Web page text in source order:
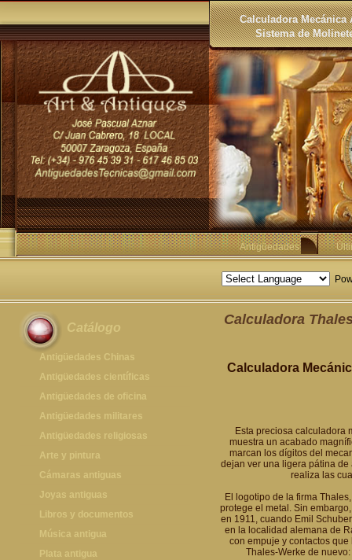
Calculadora Mecánica
Sistema de
Antigüedades
Catálogo
Antigüedades Chinas
Antigüedades Chinas
Antigüedades científicas
Antigüedades científicas
Antigüedades de oficina
Máquinas de escribir antiguas
Calculadoras antiguas
Teléfonos y Telégrafos antiguos
Antigüedades militares
Espadas antiguas
Medallas y condecoraciones
Cascos militares
Otros artículos militares
Antigüedades religiosas
Antigüedades religiosas
Arte y pintura
Pintura antigua
Pintura contemporánea
Grabados antiguos y mapas
Cámaras antiguas
Cámaras antiguas
Joyas antiguas
Joyas antiguas
Libros y documentos
Libros antiguos
Fotografia antigua
Música antigua
Gramófonos antiguos
Plata antigua
Calculadora
Calculadora
Esta preciosa calculadora
muestra un acabado
marcan los dígitos del
dejan ver una ligera pátina
realiza las
El logotipo de la firma
protege el metal. Sin
en 1911, cuando Emil
en la localidad alemana de
con empuje y contactos
Thales-Werke de